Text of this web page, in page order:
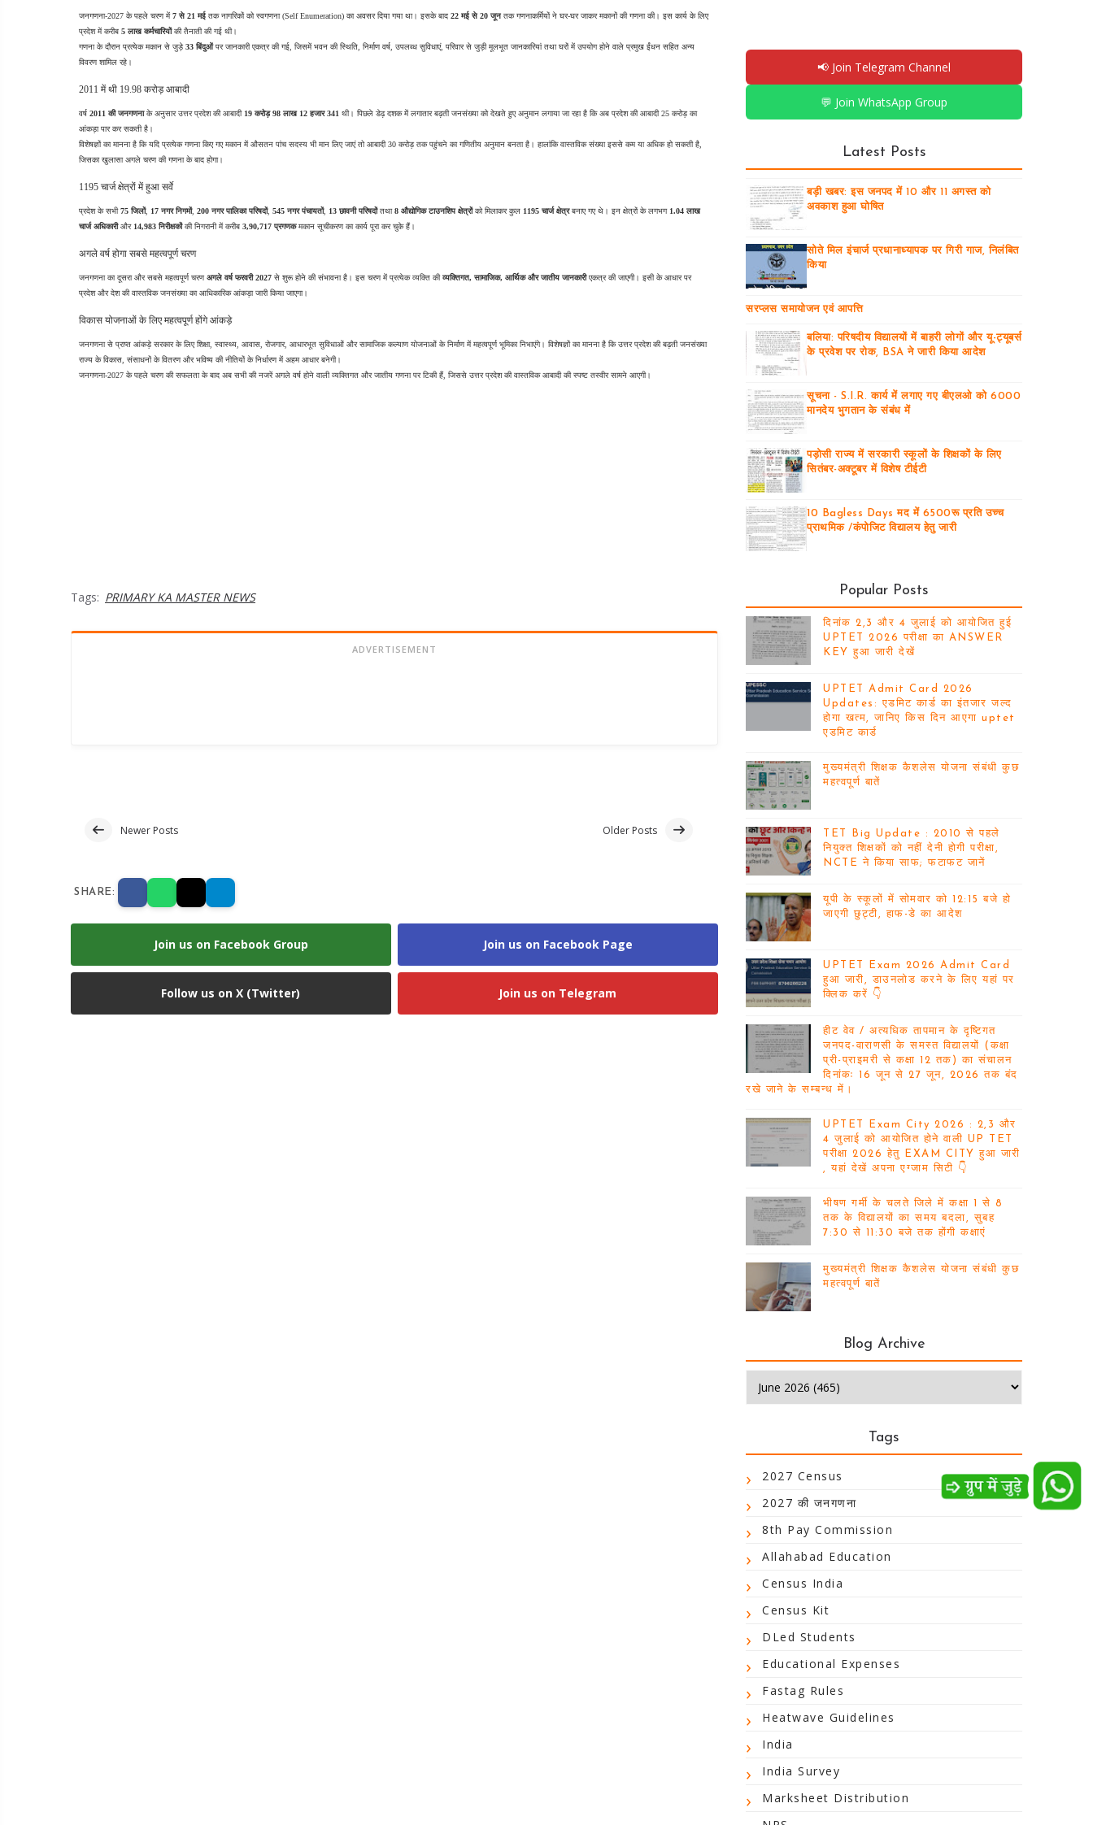
जनगणना-2027 के पहले चरण में 7 से 21 मई तक नागरिकों को स्वगणना (Self Enumeration) का अवसर दिया गया था। इसके बाद 22 मई से 20 जून तक गणनाकर्मियों ने घर-घर जाकर मकानों की गणना की। इस कार्य के लिए
प्रदेश में करीब 5 लाख कर्मचारियों की तैनाती की गई थी।
गणना के दौरान प्रत्येक मकान से जुड़े 33 बिंदुओं पर जानकारी एकत्र की गई, जिसमें भवन की स्थिति, निर्माण वर्ष, उपलब्ध सुविधाएं, परिवार से जुड़ी मूलभूत जानकारियां तथा घरों में उपयोग होने वाले प्रमुख ईंधन सहित अन्य
विवरण शामिल रहे।
2011 में थी 19.98 करोड़ आबादी
वर्ष 2011 की जनगणना के अनुसार उत्तर प्रदेश की आबादी 19 करोड़ 98 लाख 12 हजार 341 थी। पिछले डेढ़ दशक में लगातार बढ़ती जनसंख्या को देखते हुए अनुमान लगाया जा रहा है कि अब प्रदेश की आबादी 25 करोड़ का
आंकड़ा पार कर सकती है।
विशेषज्ञों का मानना है कि यदि प्रत्येक गणना किए गए मकान में औसतन पांच सदस्य भी मान लिए जाएं तो आबादी 30 करोड़ तक पहुंचने का गणितीय अनुमान बनता है। हालांकि वास्तविक संख्या इससे कम या अधिक हो सकती है,
जिसका खुलासा अगले चरण की गणना के बाद होगा।
1195 चार्ज क्षेत्रों में हुआ सर्वे
प्रदेश के सभी 75 जिलों, 17 नगर निगमों, 200 नगर पालिका परिषदों, 545 नगर पंचायतों, 13 छावनी परिषदों तथा 8 औद्योगिक टाउनशिप क्षेत्रों को मिलाकर कुल 1195 चार्ज क्षेत्र बनाए गए थे। इन क्षेत्रों के लगभग 1.04 लाख
चार्ज अधिकारी और 14,983 निरीक्षकों की निगरानी में करीब 3,90,717 प्रगणक मकान सूचीकरण का कार्य पूरा कर चुके हैं।
अगले वर्ष होगा सबसे महत्वपूर्ण चरण
जनगणना का दूसरा और सबसे महत्वपूर्ण चरण अगले वर्ष फरवरी 2027 से शुरू होने की संभावना है। इस चरण में प्रत्येक व्यक्ति की व्यक्तिगत, सामाजिक, आर्थिक और जातीय जानकारी एकत्र की जाएगी। इसी के आधार पर
प्रदेश और देश की वास्तविक जनसंख्या का आधिकारिक आंकड़ा जारी किया जाएगा।
विकास योजनाओं के लिए महत्वपूर्ण होंगे आंकड़े
जनगणना से प्राप्त आंकड़े सरकार के लिए शिक्षा, स्वास्थ्य, आवास, रोजगार, आधारभूत सुविधाओं और सामाजिक कल्याण योजनाओं के निर्माण में महत्वपूर्ण भूमिका निभाएंगे। विशेषज्ञों का मानना है कि उत्तर प्रदेश की बढ़ती जनसंख्या
राज्य के विकास, संसाधनों के वितरण और भविष्य की नीतियों के निर्धारण में अहम आधार बनेगी।
जनगणना-2027 के पहले चरण की सफलता के बाद अब सभी की नजरें अगले वर्ष होने वाली व्यक्तिगत और जातीय गणना पर टिकी हैं, जिससे उत्तर प्रदेश की वास्तविक आबादी की स्पष्ट तस्वीर सामने आएगी।
Tags: PRIMARY KA MASTER NEWS
ADVERTISEMENT
Newer Posts Older Posts
SHARE:
Join us on Facebook Group Join us on Facebook Page
Follow us on X (Twitter) Join us on Telegram
📢 Join Telegram Channel
💬 Join WhatsApp Group
Latest Posts
बड़ी खबर: इस जनपद में 10 और 11 अगस्त को
अवकाश हुआ घोषित
सोते मिल इंचार्ज प्रधानाध्यापक पर गिरी गाज, निलंबित
किया
सरप्लस समायोजन एवं आपत्ति
बलिया: परिषदीय विद्यालयों में बाहरी लोगों और यू-ट्यूबर्स
के प्रवेश पर रोक, BSA ने जारी किया आदेश
सूचना - S.I.R. कार्य में लगाए गए बीएलओ को 6000
मानदेय भुगतान के संबंध में
पड़ोसी राज्य में सरकारी स्कूलों के शिक्षकों के लिए
सितंबर-अक्टूबर में विशेष टीईटी
10 Bagless Days मद में 6500रू प्रति उच्च
प्राथमिक /कंपोजिट विद्यालय हेतु जारी
Popular Posts
दिनांक 2,3 और 4 जुलाई को आयोजित हुई
UPTET 2026 परीक्षा का ANSWER
KEY हुआ जारी देखें
UPTET Admit Card 2026
Updates: एडमिट कार्ड का इंतजार जल्द
होगा खत्म, जानिए किस दिन आएगा uptet
एडमिट कार्ड
मुख्यमंत्री शिक्षक कैशलेस योजना संबंधी कुछ
महत्वपूर्ण बातें
TET Big Update : 2010 से पहले
नियुक्त शिक्षकों को नहीं देनी होगी परीक्षा,
NCTE ने किया साफ; फटाफट जानें
यूपी के स्कूलों में सोमवार को 12:15 बजे हो
जाएगी छुट्टी, हाफ-डे का आदेश
UPTET Exam 2026 Admit Card
हुआ जारी, डाउनलोड करने के लिए यहां पर
क्लिक करें 👇
हीट वेव / अत्यधिक तापमान के दृष्टिगत
जनपद-वाराणसी के समस्त विद्यालयों (कक्षा
प्री-प्राइमरी से कक्षा 12 तक) का संचालन
दिनांकः 16 जून से 27 जून, 2026 तक बंद
रखे जाने के सम्बन्ध में।
UPTET Exam City 2026 : 2,3 और
4 जुलाई को आयोजित होने वाली UP TET
परीक्षा 2026 हेतु EXAM CITY हुआ जारी
, यहां देखें अपना एग्जाम सिटी 👇
भीषण गर्मी के चलते जिले में कक्षा 1 से 8
तक के विद्यालयों का समय बदला, सुबह
7:30 से 11:30 बजे तक होंगी कक्षाएं
मुख्यमंत्री शिक्षक कैशलेस योजना संबंधी कुछ
महत्वपूर्ण बातें
Blog Archive
Tags
2027 Census
2027 की जनगणना
8th Pay Commission
Allahabad Education
Census India
Census Kit
DLed Students
Educational Expenses
Fastag Rules
Heatwave Guidelines
India
India Survey
Marksheet Distribution